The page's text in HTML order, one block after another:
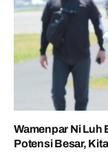
Wamenpar Ni Luh
Potensi Besar,